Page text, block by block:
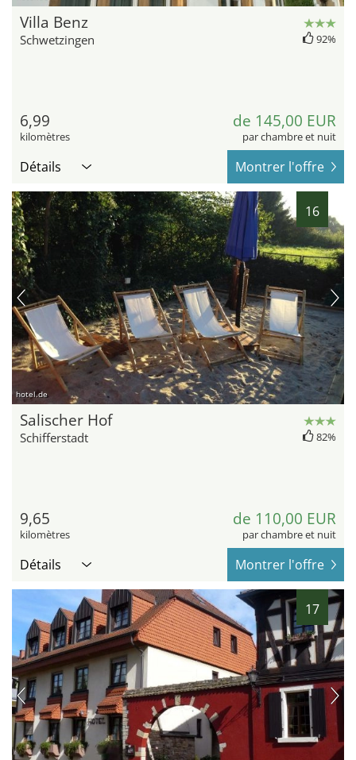
Villa Benz
Schwetzingen 92%
6,99
kilomètres
de 145,00 EUR
par chambre et nuit
Détails Montrer l'offre
16
hotel.de
Salischer Hof
Schifferstadt 82%
9,65
kilomètres
de 110,00 EUR
par chambre et nuit
Détails Montrer l'offre
17